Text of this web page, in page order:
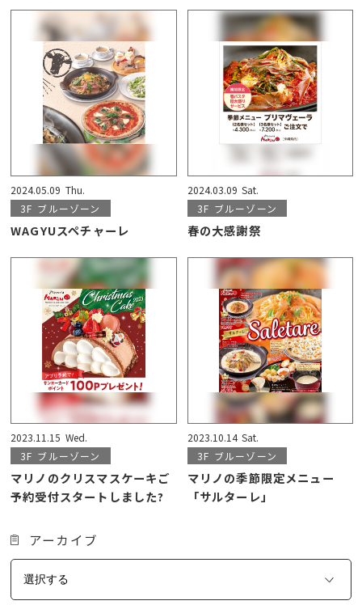
2024.05.09 Thu.
3F ブルーゾーン
WAGYUスペチャーレ
2024.03.09 Sat.
3F ブルーゾーン
春の大感謝祭
2023.11.15 Wed.
3F ブルーゾーン
マリノのクリスマスケーキご
予約受付スタートしました?
2023.10.14 Sat.
3F ブルーゾーン
マリノの季節限定メニュー
「サルターレ」
アーカイブ